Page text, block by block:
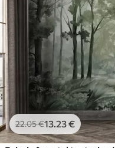
22.05€13.23€